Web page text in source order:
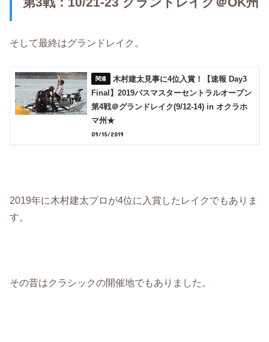
そして最終はグランドレイク。
木村建太見事に4位入賞！【速報 Day3
Final】2019バスマスターセントラルオープン
第4戦＠グランドレイク(9/12-14) in オクラホ
マ州★
09/15/2019
2019年に木村建太プロが4位に入賞したレイクでもありま
す。
その昔はクラシックの開催地でもありました。